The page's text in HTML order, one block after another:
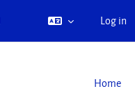
Log in
Home